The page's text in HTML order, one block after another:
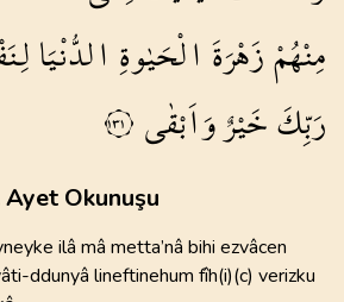
مِنْهُمْزَهْرَةَالْحَيٰوةِالدُّنْيَا
رَبِّكَخَيْرٌوَاَبْقٰى ١٣١
Okunuşu
ilâ mâ metta’nâ bihi ezvâcen
ddunyâ lineftinehum fîh(i)(c) verizku